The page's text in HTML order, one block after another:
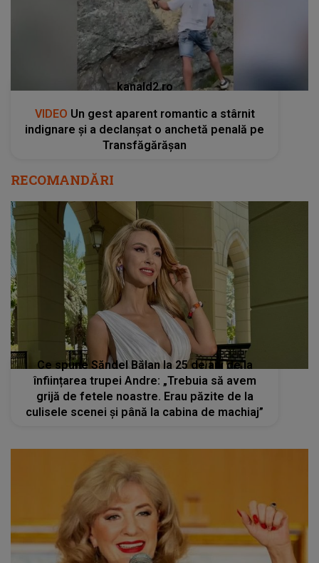
kanald2.ro
VIDEO Un gest aparent romantic a stârnit
indignare și a declanșat o anchetă penală pe
Transfăgărășan
RECOMANDĂRI
Ce spune Săndel Bălan la 25 de ani de la
înființarea trupei Andre: „Trebuia să avem
grijă de fetele noastre. Erau păzite de la
culisele scenei și până la cabina de machiaj”